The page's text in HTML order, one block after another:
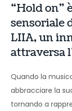
“Hold on”
sensoriale
LIIA, un
attraversa
Quando la
abbracciare la
tornando a